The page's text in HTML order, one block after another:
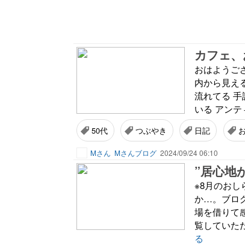
カフェ
おはようご
内から見え
流れてる 手
いる アン
50代 つぶやき 日記
Mさん Mさんブログ 2024/09/24 06:10
”居心地
※8月のおし
か…。ブロ
場を借りて
覧していた
る